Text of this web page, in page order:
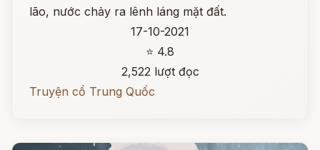
lão, nước chảy ra lênh láng mặt đất.
17-10-2021
⭐ 4.8
2,522 lượt đọc
Truyện cổ Trung Quốc